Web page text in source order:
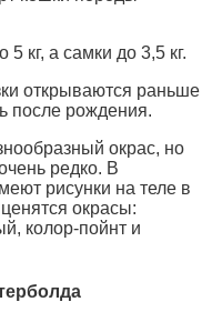
кг, а самки до 3,5 кг.
открываются раньше
после рождения.
окрас, но
редко. В
рисунки на теле в
окрасы:
колор-пойнт и